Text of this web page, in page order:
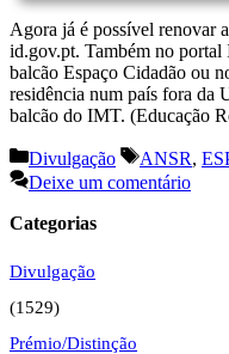
Agora já é possível renovar
id.gov.pt. Também no
balcão Espaço Cidadão ou
residência num país fora da
balcão do IMT. (Educação
Categorias
Divulgação Etiquetas
ANSR,
Deixe um comentário
Categorias
Divulgação
(1529)
Prémio/Distinção